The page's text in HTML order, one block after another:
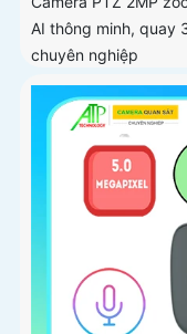
AI thông minh, quay
chuyên nghiệp